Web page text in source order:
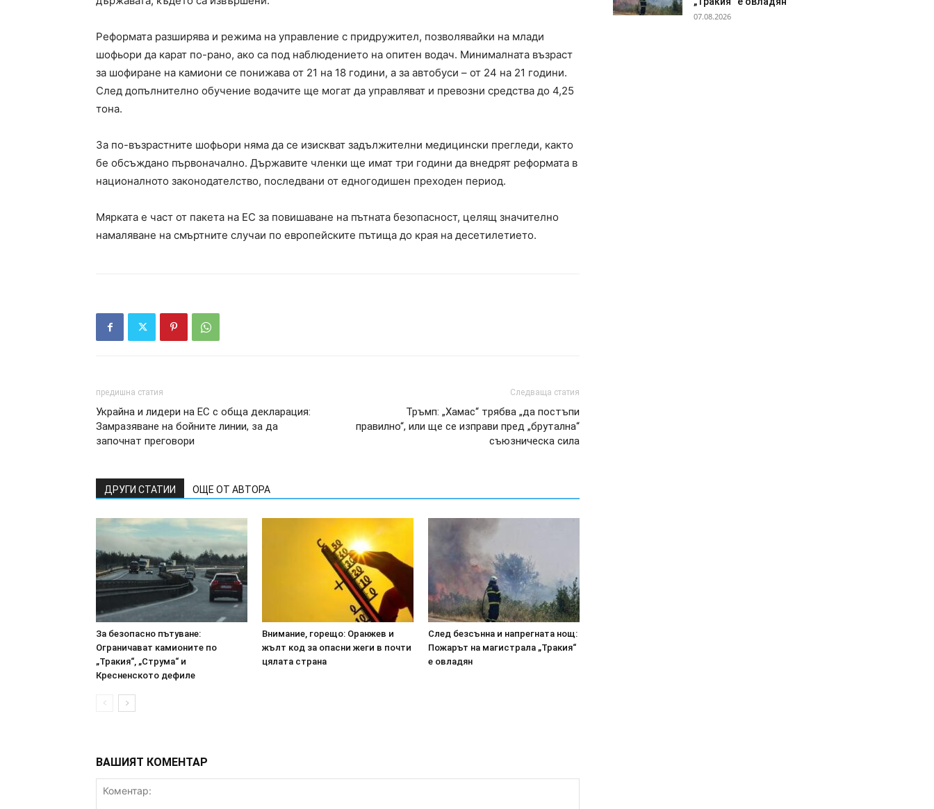
Реформата разширява и режима на управление с придружител, позволявайки на млади
шофьори да карат по-рано, ако са под наблюдението на опитен водач. Минималната възраст
за шофиране на камиони се понижава от 21 на 18 години, а за автобуси – от 24 на 21 години.
След допълнително обучение водачите ще могат да управляват и превозни средства до 4,25
тона.
За по-възрастните шофьори няма да се изискват задължителни медицински прегледи, както
бе обсъждано първоначално. Държавите членки ще имат три години да внедрят реформата в
националното законодателство, последвани от едногодишен преходен период.
Мярката е част от пакета на ЕС за повишаване на пътната безопасност, целящ значително
намаляване на смъртните случаи по европейските пътища до края на десетилетието.
предишна статия
Украйна и лидери на ЕС с обща декларация:
Замразяване на бойните линии, за да
започнат преговори
Следваща статия
Тръмп: „Хамас“ трябва „да постъпи
правилно“, или ще се изправи пред „брутална“
съюзническа сила
ДРУГИ СТАТИИ ОЩЕ ОТ АВТОРА
За безопасно пътуване:
Ограничават камионите по
„Тракия“, „Струма“ и
Кресненското дефиле
Внимание, горещо: Оранжев и
жълт код за опасни жеги в почти
цялата страна
След безсънна и напрегната нощ:
Пожарът на магистрала „Тракия“
е овладян
ВАШИЯТ КОМЕНТАР
07.08.2026